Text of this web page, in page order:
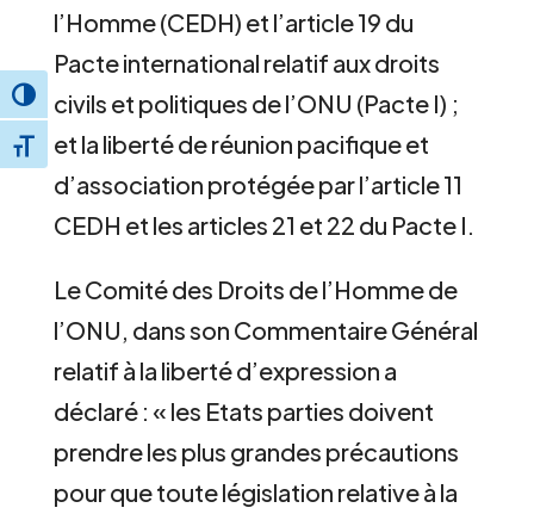
Toggle High Contrast
Toggle Font size
l’Homme (CEDH) et l’article 19 du
Pacte international relatif aux droits
civils et politiques de l’ONU (Pacte I) ;
et la liberté de réunion pacifique et
d’association protégée par l’article 11
CEDH et les articles 21 et 22 du Pacte I.
Le Comité des Droits de l’Homme de
l’ONU, dans son Commentaire Général
relatif à la liberté d’expression a
déclaré : « les Etats parties doivent
prendre les plus grandes précautions
pour que toute législation relative à la